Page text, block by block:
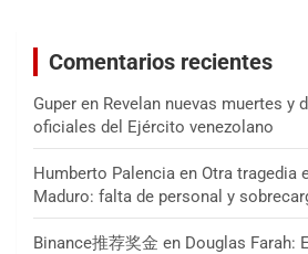
Comentarios recientes
Guper en Revelan nuevas muertes y
oficiales del Ejército venezolano
Humberto Palencia en Otra tragedia
Maduro: falta de personal y
Binance推荐奖金 en Douglas Farah: